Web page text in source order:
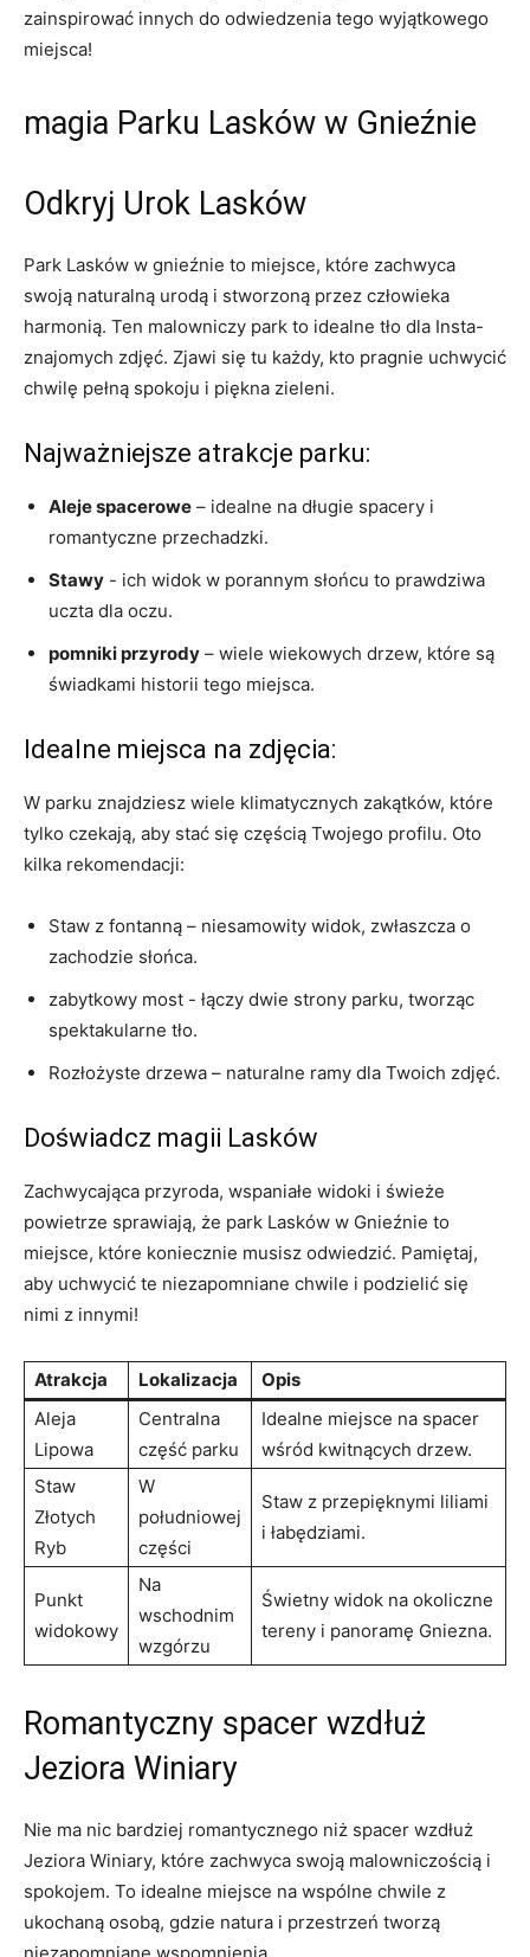
zainspirować innych do odwiedzenia tego wyjątkowego⁤
miejsca!
magia Parku Lasków‌ w Gnieźnie
Odkryj⁤ Urok⁤ Lasków
Park ⁤Lasków w ‌gnieźnie to miejsce, które zachwyca
swoją naturalną ‌urodą ‍i stworzoną przez ‌człowieka
harmonią. Ten malowniczy park ‍to idealne tło dla ​Insta-
znajomych zdjęć. Zjawi się tu‌ każdy, kto pragnie‌ uchwycić
chwilę pełną spokoju i ⁣piękna zieleni.
Najważniejsze atrakcje parku:
Aleje spacerowe – idealne⁢ na długie spacery i
romantyczne​ przechadzki.
Stawy -‌ ich widok w​ porannym‍ słońcu to prawdziwa
uczta dla oczu.
pomniki przyrody – wiele ‌wiekowych‍ drzew, ⁣które są
świadkami historii tego miejsca.
Idealne ⁣miejsca ‌na zdjęcia:
W⁢ parku znajdziesz wiele klimatycznych zakątków, które ​
tylko czekają, aby⁣ stać się częścią Twojego profilu. Oto
kilka rekomendacji:
Staw z​ fontanną – niesamowity ‌widok, zwłaszcza​ o
zachodzie⁢ słońca.
zabytkowy most -⁢ łączy dwie strony parku, tworząc
‌spektakularne⁣ tło.
Rozłożyste ​drzewa – naturalne‌ ramy ‌dla Twoich zdjęć.
Doświadcz magii Lasków
Zachwycająca ⁣przyroda, wspaniałe widoki i ​świeże
powietrze sprawiają, że park Lasków w Gnieźnie to
miejsce, które koniecznie musisz odwiedzić. Pamiętaj,
aby uchwycić te niezapomniane‌ chwile ⁣i podzielić się
‌nimi z innymi!
Atrakcja Lokalizacja
Opis
Aleja
Lipowa
Centralna⁣
część parku
Idealne miejsce ‍na⁣ spacer
wśród kwitnących drzew.
Staw​
Złotych
Ryb
W
południowej
‌części
Staw z przepięknymi liliami
i‍ łabędziami.
Punkt
widokowy
Na
wschodnim
wzgórzu
Świetny widok na okoliczne
tereny i panoramę Gniezna.
Romantyczny spacer wzdłuż⁤
Jeziora‌ Winiary
Nie ma nic bardziej romantycznego niż spacer wzdłuż
Jeziora Winiary, które zachwyca swoją malowniczością i
spokojem. To idealne miejsce ⁤na wspólne ⁤chwile z⁢
ukochaną osobą, gdzie natura i przestrzeń ‌tworzą